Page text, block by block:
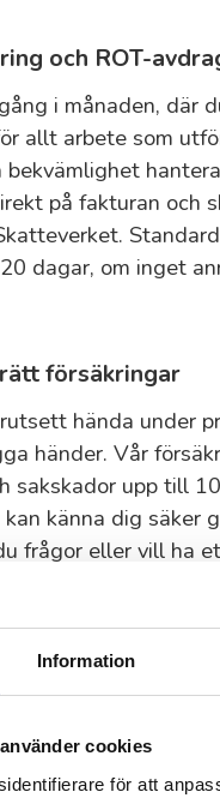
Information
cookies
för att
och ROT-
i månaden, där
allt arbete som
bekvämlighet
på fakturan och
Standard
dagar, om inget
försäkringar
hända under
händer. Vår
sakskador upp till
känna dig säker
frågor eller vill ha
dig – vi hjälper dig
och svar
för målning ingår
materialinköp till